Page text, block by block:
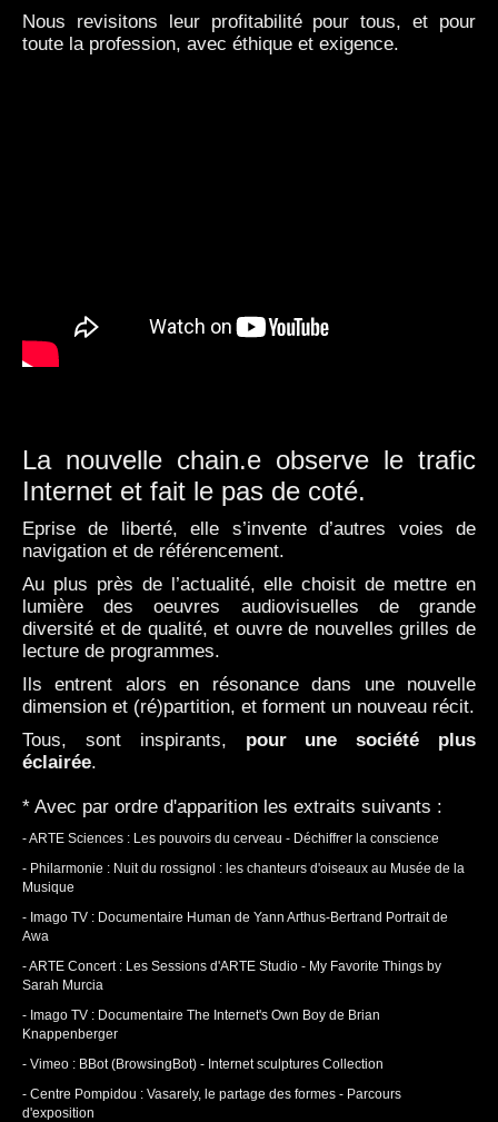
Nous revisitons leur profitabilité pour tous, et pour
toute la profession, avec éthique et exigence.
La nouvelle chain.e observe le trafic
Internet et fait le pas de coté.
Eprise de liberté, elle s’invente d’autres voies de
navigation et de référencement.
Au plus près de l’actualité, elle choisit de mettre en
lumière des oeuvres audiovisuelles de grande
diversité et de qualité, et ouvre de nouvelles grilles de
lecture de programmes.
Ils entrent alors en résonance dans une nouvelle
dimension et (ré)partition, et forment un nouveau récit.
Tous, sont inspirants, pour une société plus
éclairée.
* Avec par ordre d'apparition les extraits suivants :
-ARTE Sciences : Les pouvoirs du cerveau - Déchiffrer la conscience
- Philarmonie : Nuit du rossignol : les chanteurs d'oiseaux au Musée de la
Musique
- Imago TV : Documentaire Human de Yann Arthus-Bertrand Portrait de
Awa
-ARTE Concert : Les Sessions d'ARTE Studio - My Favorite Things by
Sarah Murcia
- Imago TV : Documentaire The Internet's Own Boy de Brian
Knappenberger
- Vimeo : BBot (BrowsingBot) - Internet sculptures Collection
- Centre Pompidou : Vasarely, le partage des formes - Parcours
d'exposition